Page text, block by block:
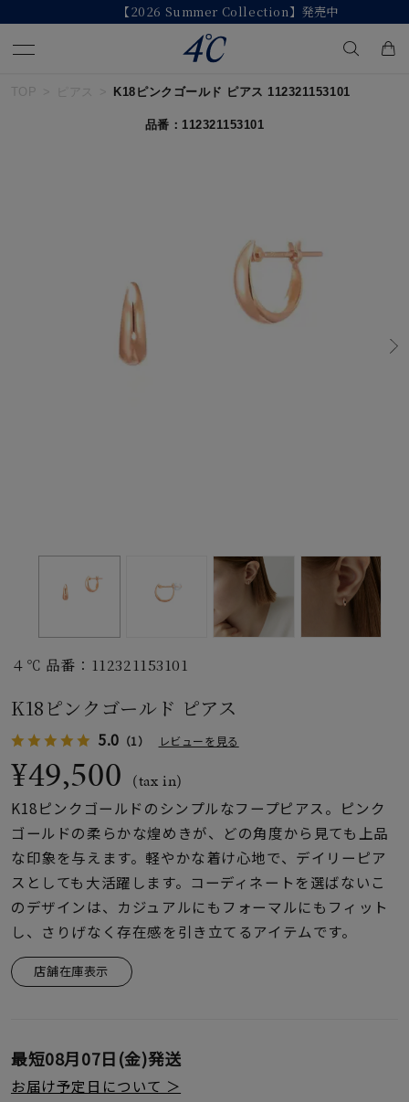
【2026 Summer Collection】発売中
キーワードで検索する
誕生石
ファッションテイス
ト
着用シーン
コレクション
レディース
リングサイズ
リングサイズ
TOP K18ピンクゴールド ピアス 112321153101
品番：112321153101
４℃ 品番：112321153101
K18ピンクゴールド ピアス
5.0 （1） レビューを見る
¥49,500 (tax in)
K18ピンクゴールドのシンプルなフープピアス。ピンク
ゴールドの柔らかな煌めきが、どの角度から見ても上品
な印象を与えます。軽やかな着け心地で、デイリーピア
スとしても大活躍します。コーディネートを選ばないこ
のデザインは、カジュアルにもフォーマルにもフィット
し、さりげなく存在感を引き立てるアイテムです。
店舗在庫表示
最短08月07日(金)発送
お届け予定日について ＞